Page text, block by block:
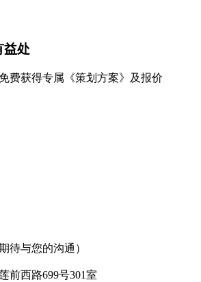
益处
费获得专属《策划方案》及报价
待与您的沟通）
前西路699号301室